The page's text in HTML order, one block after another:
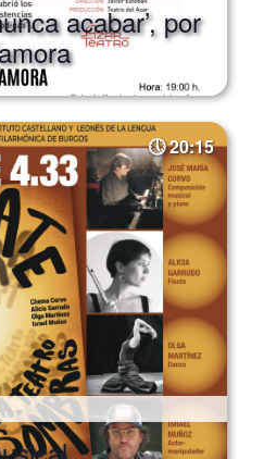
acabar’, por
20:15